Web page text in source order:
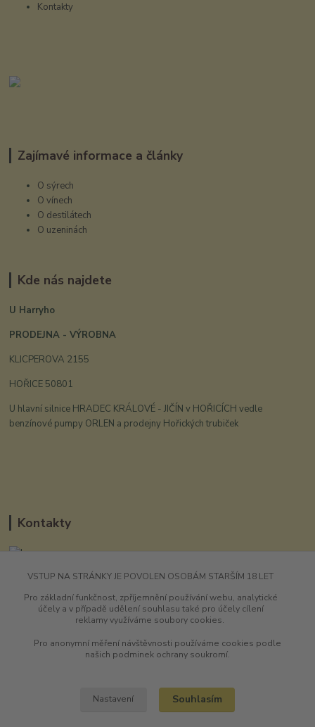
Kontakty
Zajímavé informace a články
O sýrech
O vínech
O destilátech
O uzeninách
Kde nás najdete
U Harryho
PRODEJNA - VÝROBNA
KLICPEROVA 2155
HOŘICE 50801
U hlavní silnice HRADEC KRÁLOVÉ - JIČÍN v HOŘICÍCH vedle
benzínové pumpy ORLEN a prodejny Hořických trubiček
Kontakty
UHarryho.eu
+420 725 196 173
shawneeharry@seznam.cz
VSTUP NA STRÁNKY JE POVOLEN OSOBÁM STARŠÍM 18 LET
Pro základní funkčnost, zpříjemnění používání webu, analytické
účely a v případě udělení souhlasu také pro účely cílení
reklamy využíváme soubory cookies.
Pro anonymní měření návštěvnosti používáme cookies podle
našich podminek ochrany soukromí.
Nastavení Souhlasím